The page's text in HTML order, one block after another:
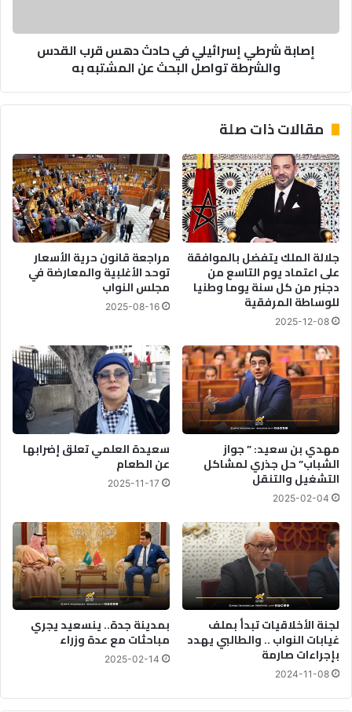
والشرطة
تواصلإصابة شرطي إسرائيلي في حادث دهس قرب القدس
والشرطة تواصل البحث عن المشتبه به
مقالات ذات صلة
جلالة الملك يتفضل بالموافقة
على اعتماد يوم التاسع من
دجنبر من كل سنة يوما وطنيا
للوساطة المرفقية
2025-12-08
مراجعة قانون حرية الأسعار
توحد الأغلبية والمعارضة في
مجلس النواب
2025-08-16
مهدي بن سعيد: ” جواز
الشباب” حل جذري لمشاكل
التشغيل والتنقل
2025-02-04
سعيدة العلمي تعلق إضرابها
عن الطعام
2025-11-17
لجنة الأخلاقيات تبدأ بملف
غيابات النواب .. والطالبي يهدد
بإجراءات صارمة
2024-11-08
بمدينة جدة.. ينسعيد يجري
مباحثات مع عدة وزراء
2025-02-14